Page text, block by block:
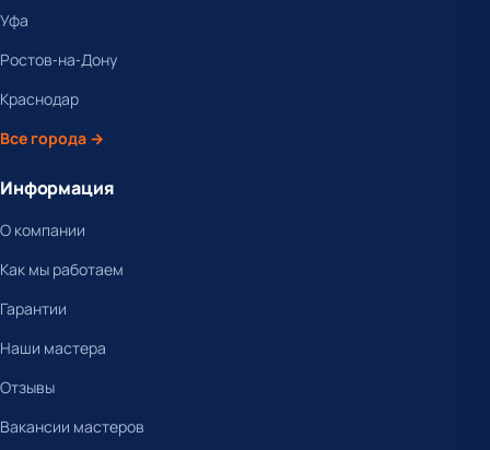
Уфа
Ростов-на-Дону
Краснодар
Все города →
Информация
О компании
Как мы работаем
Гарантии
Наши мастера
Отзывы
Вакансии мастеров